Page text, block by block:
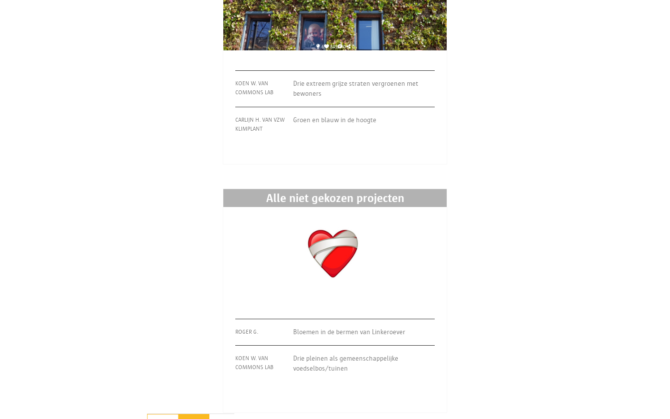
6 845 0 0
KOEN W. VAN
COMMONS LAB
Drie extreem grijze straten vergroenen met
bewoners
CARLIJN H. VAN VZW
KLIMPLANT
Groen en blauw in de hoogte
Alle niet gekozen projecten
ROGER G. Bloemen in de bermen van Linkeroever
KOEN W. VAN
COMMONS LAB
Drie pleinen als gemeenschappelijke
voedselbos/tuinen